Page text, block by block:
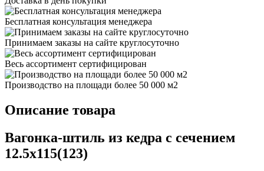
Бесплатная консультация менеджера
Принимаем заказы на сайте круглосуточно
Весь ассортимент сертифицирован
Производство на площади более 50 000 м2
Описание товара
Вагонка-штиль из кедра с сечением
12.5x115(123)